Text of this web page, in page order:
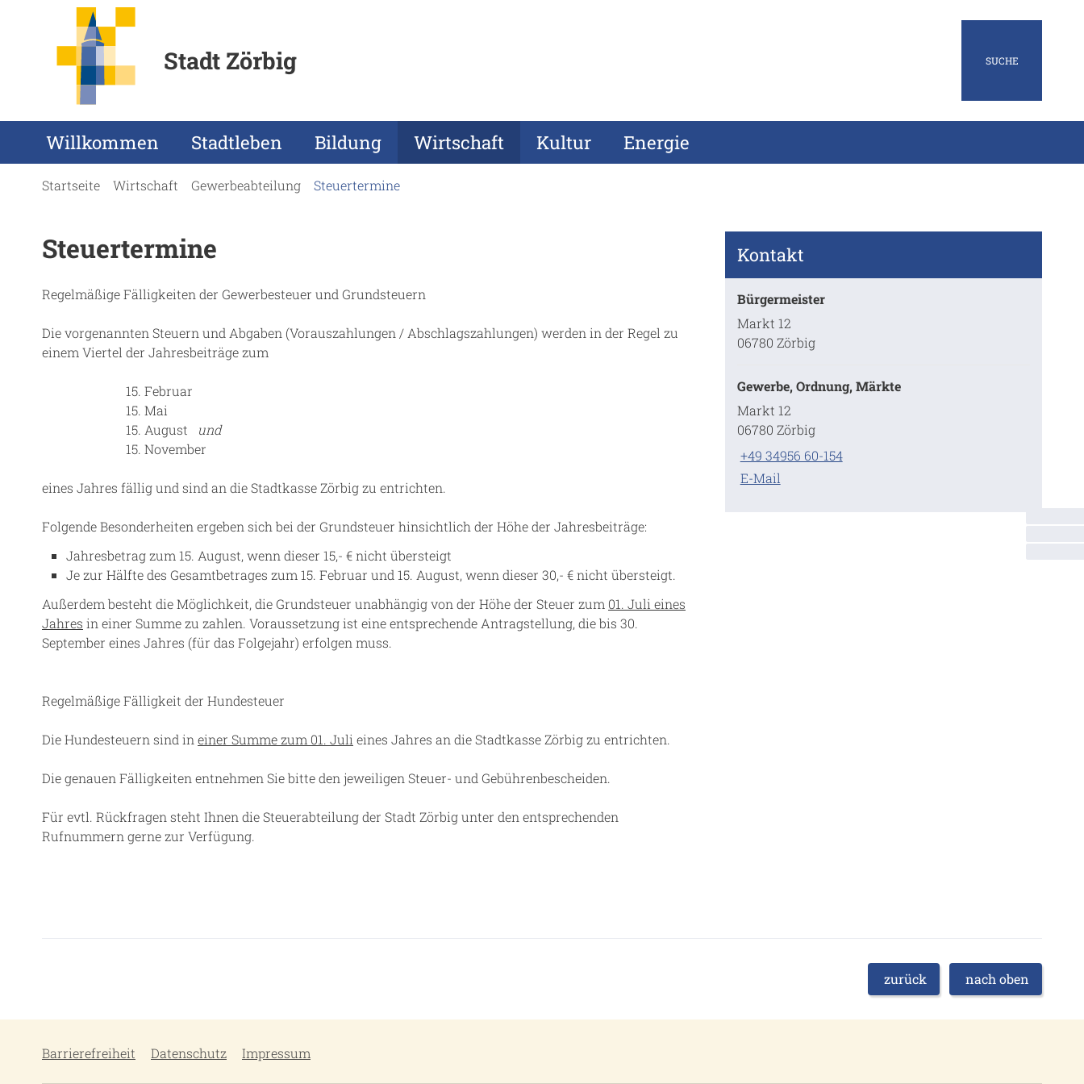
Stadt Zörbig SUCHE
Willkommen Stadtleben Bildung Wirtschaft Kultur Energie
Startseite Wirtschaft Gewerbeabteilung Steuertermine
Steuertermine
Regelmäßige Fälligkeiten der Gewerbesteuer und Grundsteuern
Die vorgenannten Steuern und Abgaben (Vorauszahlungen / Abschlagszahlungen) werden in der Regel zu
einem Viertel der Jahresbeiträge zum
15. Februar
15. Mai
15. August und
15. November
eines Jahres fällig und sind an die Stadtkasse Zörbig zu entrichten.
Folgende Besonderheiten ergeben sich bei der Grundsteuer hinsichtlich der Höhe der Jahresbeiträge:
Jahresbetrag zum 15. August, wenn dieser 15,- € nicht übersteigt
Je zur Hälfte des Gesamtbetrages zum 15. Februar und 15. August, wenn dieser 30,- € nicht übersteigt.
Außerdem besteht die Möglichkeit, die Grundsteuer unabhängig von der Höhe der Steuer zum 01. Juli eines
Jahres in einer Summe zu zahlen. Voraussetzung ist eine entsprechende Antragstellung, die bis 30.
September eines Jahres (für das Folgejahr) erfolgen muss.
Regelmäßige Fälligkeit der Hundesteuer
Die Hundesteuern sind in einer Summe zum 01. Juli eines Jahres an die Stadtkasse Zörbig zu entrichten.
Die genauen Fälligkeiten entnehmen Sie bitte den jeweiligen Steuer- und Gebührenbescheiden.
Für evtl. Rückfragen steht Ihnen die Steuerabteilung der Stadt Zörbig unter den entsprechenden
Rufnummern gerne zur Verfügung.
Kontakt
Bürgermeister
Markt 12
06780 Zörbig
Gewerbe, Ordnung, Märkte
Markt 12
06780 Zörbig
+49 34956 60-154
E-Mail
zurück nach oben
Barrierefreiheit Datenschutz Impressum